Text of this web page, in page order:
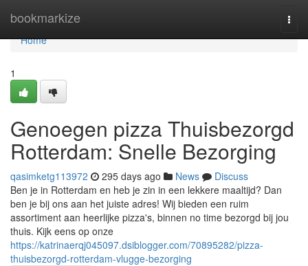
bookmarkize
Home
Home
1
Genoegen pizza Thuisbezorgd
Rotterdam: Snelle Bezorging
qasimketg113972 295 days ago News
Discuss
Ben je in Rotterdam en heb je zin in een lekkere maaltijd? Dan
ben je bij ons aan het juiste adres! Wij bieden een ruim
assortiment aan heerlijke pizza's, binnen no time bezorgd bij jou
thuis. Kijk eens op onze
https://katrinaerqj045097.dsiblogger.com/70895282/pizza-
thuisbezorgd-rotterdam-vlugge-bezorging